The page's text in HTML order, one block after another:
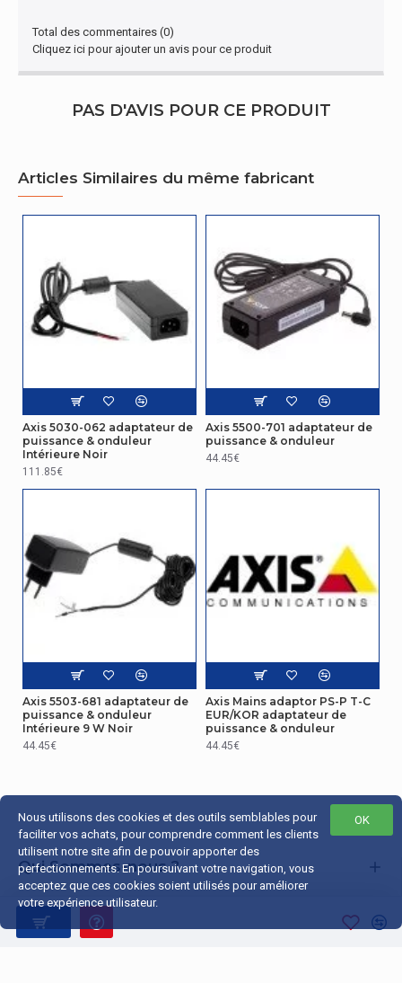
Total des commentaires (0)
Cliquez ici pour ajouter un avis pour ce produit
PAS D'AVIS POUR CE PRODUIT
Articles Similaires du même fabricant
Axis 5030-062 adaptateur de
puissance & onduleur
Intérieure Noir
111.85€
Axis 5500-701 adaptateur de
puissance & onduleur
44.45€
Axis 5503-681 adaptateur de
puissance & onduleur
Intérieure 9 W Noir
44.45€
Axis Mains adaptor PS-P T-C
EUR/KOR adaptateur de
puissance & onduleur
44.45€
Qui Sommes-nous ?
Liens Utiles
OK
Nous utilisons des cookies et des outils semblables pour
faciliter vos achats, pour comprendre comment les clients
utilisent notre site afin de pouvoir apporter des
perfectionnements. En poursuivant votre navigation, vous
acceptez que ces cookies soient utilisés pour améliorer
votre expérience utilisateur.